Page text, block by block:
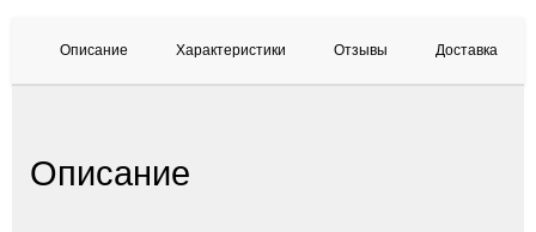
Описание Характеристики Отзывы Доставка
Описание